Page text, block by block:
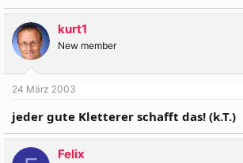
kurt1
New member
24 März 2003
jeder gute Kletterer schafft das! (k.T.)
Felix